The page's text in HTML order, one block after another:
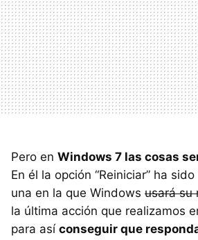
Pero en Windows 7 las cosas
En él la opción “Reiniciar” ha
una en la que Windows usará su
la última acción que realizamos
para así conseguir que